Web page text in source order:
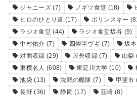
ジャニーズ(7) ノギツ食堂 (18)
ヒロのひとり道 (17) ポリンスキー
ラジオ食堂(44) ラジオ食堂坂谷 (9)
中村佑介 (7) 四畳半ヴギ (7) 坂本
対面収録 (29) 屋外収録 (7) 山梨
東横名人 (608) 東淀川大学 (10)
池袋 (13) 沈黙の艦隊 (7) 甲斐市
長野 (36) 静岡 (17) 韮崎 (8)